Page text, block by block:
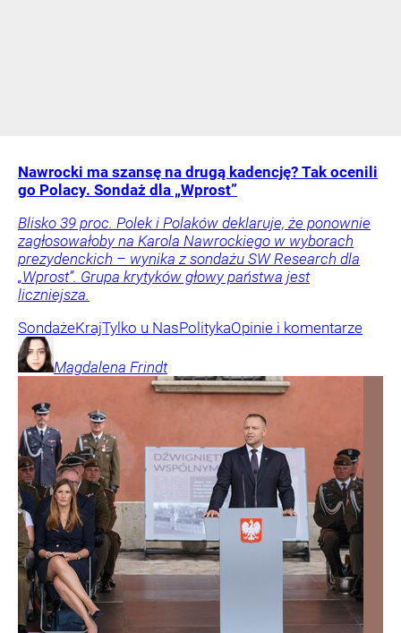
Nawrocki ma szansę na drugą kadencję? Tak ocenili
go Polacy. Sondaż dla „Wprost”
Blisko 39 proc. Polek i Polaków deklaruje, że ponownie
zagłosowałoby na Karola Nawrockiego w wyborach
prezydenckich – wynika z sondażu SW Research dla
„Wprost”. Grupa krytyków głowy państwa jest
liczniejsza.
SondażeKrajTylko u NasPolitykaOpinie i komentarze
Magdalena Frindt